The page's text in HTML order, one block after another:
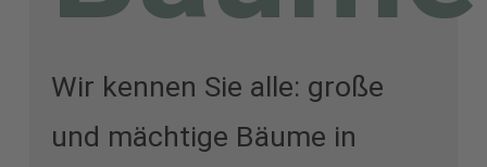
Wir kennen Sie alle: große
und mächtige Bäume in